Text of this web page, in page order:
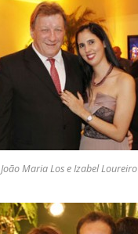
João Maria Los e Izabel Loureiro